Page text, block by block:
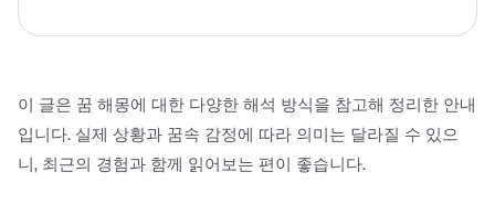
이 글은 꿈 해몽에 대한 다양한 해석 방식을 참고해 정리한 안내
입니다. 실제 상황과 꿈속 감정에 따라 의미는 달라질 수 있으
니, 최근의 경험과 함께 읽어보는 편이 좋습니다.